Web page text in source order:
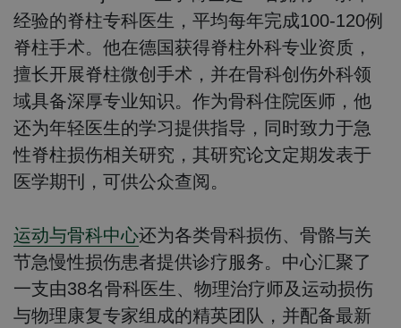
经验的脊柱专科医生，平均每年完成100-120例
脊柱手术。他在德国获得脊柱外科专业资质，
擅长开展脊柱微创手术，并在骨科创伤外科领
域具备深厚专业知识。作为骨科住院医师，他
还为年轻医生的学习提供指导，同时致力于急
性脊柱损伤相关研究，其研究论文定期发表于
医学期刊，可供公众查阅。
运动与骨科中心还为各类骨科损伤、骨骼与关
节急慢性损伤患者提供诊疗服务。中心汇聚了
一支由38名骨科医生、物理治疗师及运动损伤
与物理康复专家组成的精英团队，并配备最新